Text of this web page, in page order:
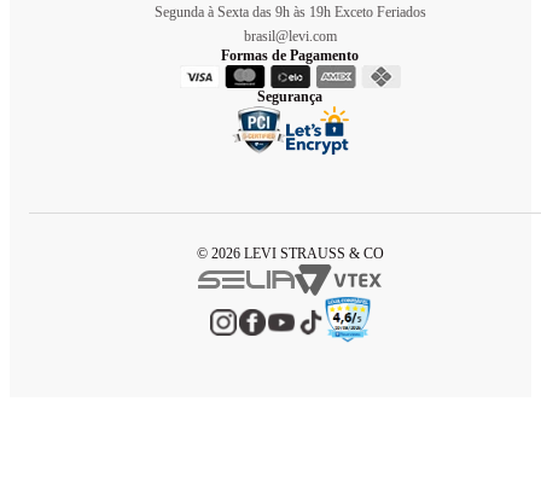
Segunda à Sexta das 9h às 19h Exceto Feriados
brasil@levi.com
Formas de Pagamento
Segurança
© 2026 LEVI STRAUSS & CO